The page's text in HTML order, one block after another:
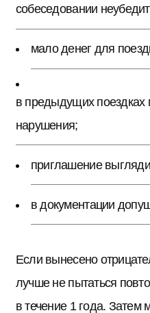
собеседовании
мало денег для
в предыдущих поездках
нарушения;
приглашение
в документации
Если вынесено
лучше не пытаться
в течение 1 года. Затем